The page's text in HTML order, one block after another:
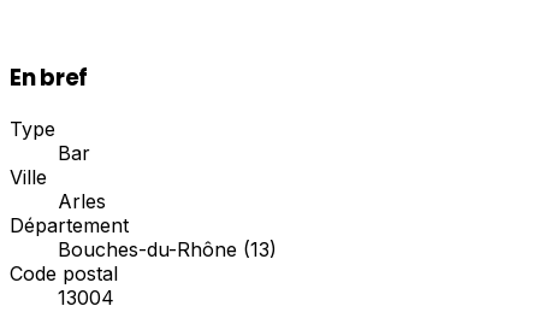
En bref
Type
Bar
Ville
Arles
Département
Bouches-du-Rhône (13)
Code postal
13004